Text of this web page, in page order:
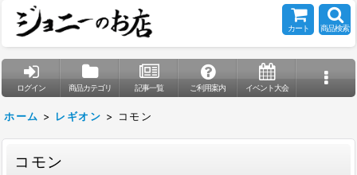
カート 商品検索
ログイン 商品カテゴリ 記事一覧 ご利用案内 イベント大会
ホーム > レギオン > コモン
コモン